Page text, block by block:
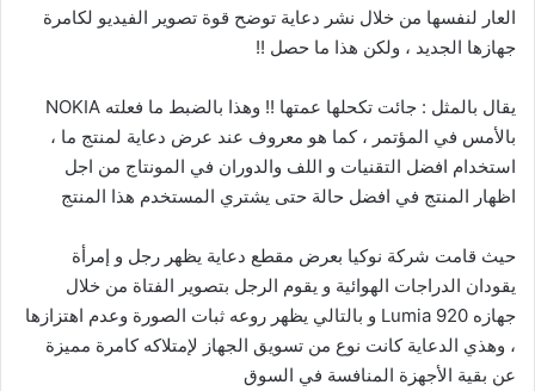
العار لنفسها من خلال نشر دعاية توضح قوة تصوير الفيديو لكامرة
جهازها الجديد ، ولكن هذا ما حصل !!
يقال بالمثل : جائت تكحلها عمتها !! وهذا بالضبط ما فعلته NOKIA
بالأمس في المؤتمر ، كما هو معروف عند عرض دعاية لمنتج ما ،
استخدام افضل التقنيات و اللف والدوران في المونتاج من اجل
اظهار المنتج في افضل حالة حتى يشتري المستخدم هذا المنتج
حيث قامت شركة نوكيا بعرض مقطع دعاية يظهر رجل و إمرأة
يقودان الدراجات الهوائية و يقوم الرجل بتصوير الفتاة من خلال
جهازه Lumia 920 و بالتالي يظهر روعه ثبات الصورة وعدم اهتزازها
، وهذي الدعاية كانت نوع من تسويق الجهاز لإمتلاكه كامرة مميزة
عن بقية الأجهزة المنافسة في السوق